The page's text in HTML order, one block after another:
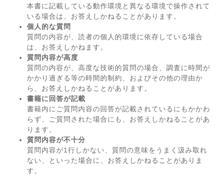
本書に記載している動作環境と異なる環境で操作されて
いる場合は、お答えしかねることがあります。
個人的な質問
質問の内容が、読者の個人的環境に依存している場合
は、お答えしかねます。
質問内容が高度
質問の内容が、高度な技術的質問の場合、調査に時間が
かかり過ぎる等の時間的制約、およびその他の理由か
ら、お答えしかねることがあります。
書籍に回答が記載
書籍内にご質問内容の回答が記載されているにもかかわ
らず、ご質問された場合にも、お答えしかねることがあ
ります。
質問内容が不十分
質問内容が1行しかない、質問の意味をうまく汲み取れ
ない、といった場合に、お答えしかねることがありま
す。